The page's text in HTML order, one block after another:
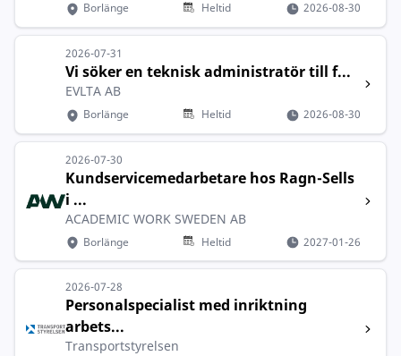
Borlänge Heltid 2026-08-30
2026-07-31
Vi söker en teknisk administratör till f...
EVLTA AB
Borlänge Heltid 2026-08-30
2026-07-30
Kundservicemedarbetare hos Ragn-Sells
i ...
ACADEMIC WORK SWEDEN AB
Borlänge Heltid 2027-01-26
2026-07-28
Personalspecialist med inriktning
arbets...
Transportstyrelsen